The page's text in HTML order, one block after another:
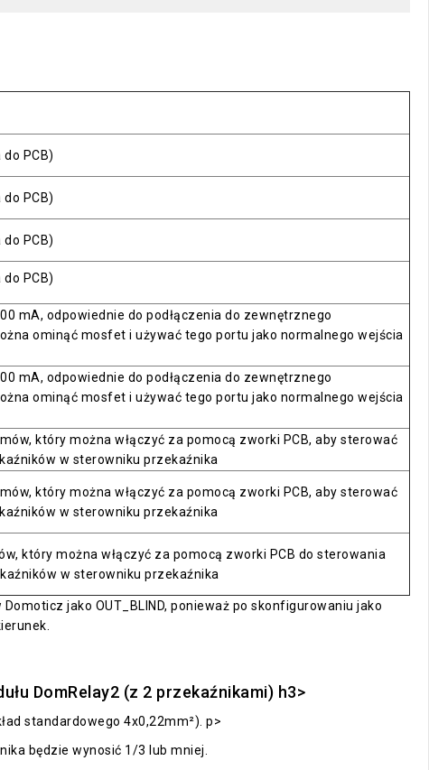
PCB)
PCB)
PCB)
PCB)
mA, odpowiednie do podłączenia do zewnętrznego
ominąć mosfet i używać tego portu jako normalnego wejścia
mA, odpowiednie do podłączenia do zewnętrznego
ominąć mosfet i używać tego portu jako normalnego wejścia
który można włączyć za pomocą zworki PCB, aby sterować
w sterowniku przekaźnika
który można włączyć za pomocą zworki PCB, aby sterować
w sterowniku przekaźnika
który można włączyć za pomocą zworki PCB do sterowania
w sterowniku przekaźnika
jako OUT_BLIND, ponieważ po skonfigurowaniu jako
DomRelay2 (z 2 przekaźnikami) h3>
standardowego 4x0,22mm²). p>
będzie wynosić 1/3 lub mniej.